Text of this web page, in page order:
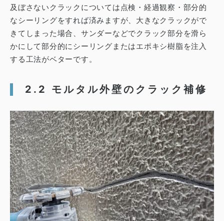
及ぼさないクラックについては点検・経過観察・部分的
なシーリングをすれば済みますが、大きなクラックがで
きてしまった場合、サンダーなどでクラック部分を滑ら
かにして部分的にシーリングまたはエポキシ樹脂を注入
する工法がベターです。
2.2 モルタル外壁のクラック補修